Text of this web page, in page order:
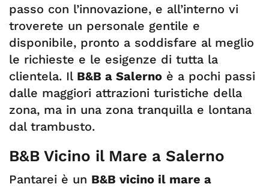
passo con l’innovazione, e all’interno vi
troverete un personale gentile e
disponibile, pronto a soddisfare al meglio
le richieste e le esigenze di tutta la
clientela. Il B&B a Salerno è a pochi passi
dalle maggiori attrazioni turistiche della
zona, ma in una zona tranquilla e lontana
dal trambusto.
B&B Vicino il Mare a Salerno
Pantarei è un B&B vicino il mare a